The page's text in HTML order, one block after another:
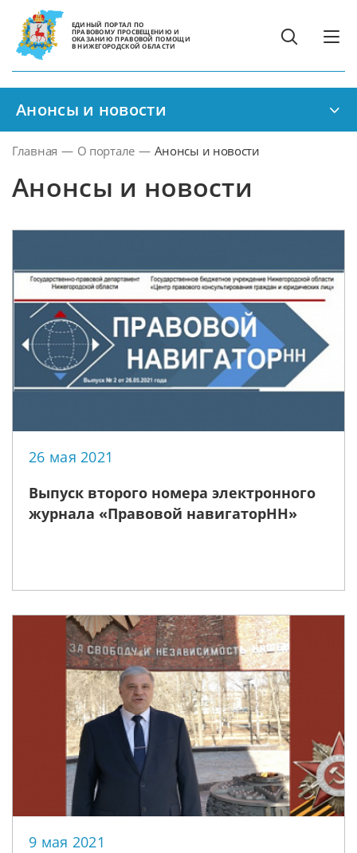
ЕДИНЫЙ ПОРТАЛ ПО
ПРАВОВОМУ ПРОСВЕЩЕНИЮ И
ОКАЗАНИЮ ПРАВОВОЙ ПОМОЩИ
В НИЖЕГОРОДСКОЙ ОБЛАСТИ
Анонсы и новости
Главная — О портале — Анонсы и новости
Анонсы и новости
26 мая 2021
Выпуск второго номера электронного
журнала «Правовой навигаторНН»
9 мая 2021